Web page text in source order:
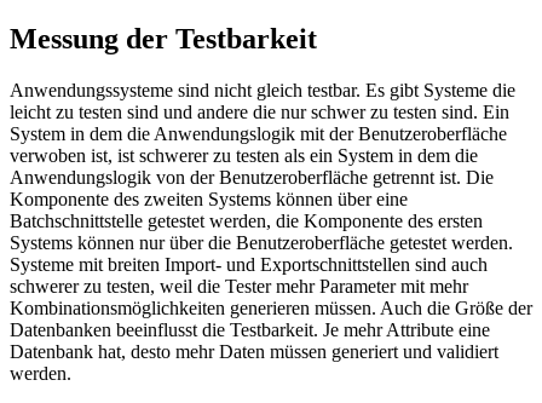
Messung der Testbarkeit
Anwendungssysteme sind nicht gleich testbar. Es gibt Systeme die
leicht zu testen sind und andere die nur schwer zu testen sind. Ein
System in dem die Anwendungslogik mit der Benutzeroberfläche
verwoben ist, ist schwerer zu testen als ein System in dem die
Anwendungslogik von der Benutzeroberfläche getrennt ist. Die
Komponente des zweiten Systems können über eine
Batchschnittstelle getestet werden, die Komponente des ersten
Systems können nur über die Benutzeroberfläche getestet werden.
Systeme mit breiten Import- und Exportschnittstellen sind auch
schwerer zu testen, weil die Tester mehr Parameter mit mehr
Kombinationsmöglichkeiten generieren müssen. Auch die Größe der
Datenbanken beeinflusst die Testbarkeit. Je mehr Attribute eine
Datenbank hat, desto mehr Daten müssen generiert und validiert
werden.